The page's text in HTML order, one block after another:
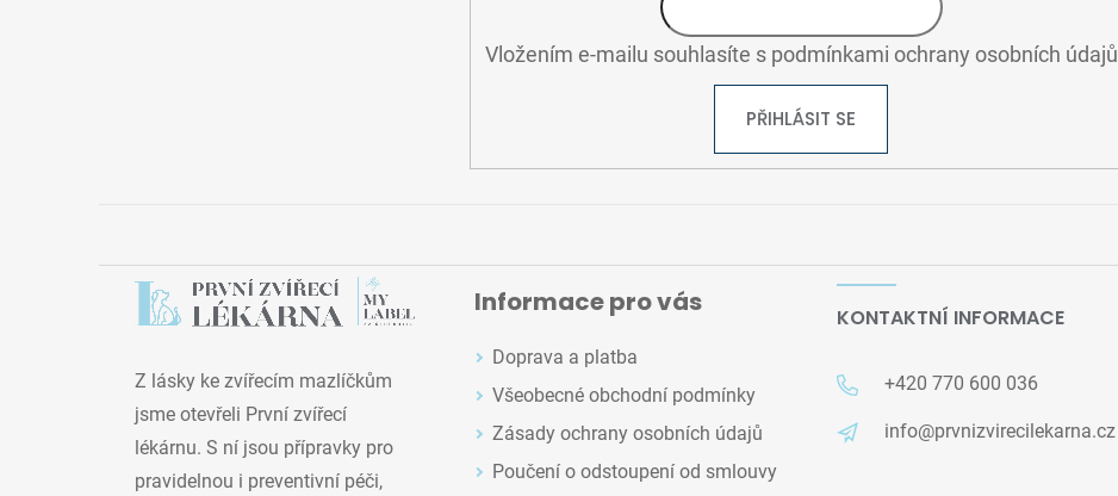
Vložením e-mailu souhlasíte s podmínkami ochrany osobních údajů
PŘIHLÁSIT SE
Z lásky ke zvířecím mazlíčkům
jsme otevřeli První zvířecí
lékárnu. S ní jsou přípravky pro
pravidelnou i preventivní péči,
Informace pro vás
Doprava a platba
Všeobecné obchodní podmínky
Zásady ochrany osobních údajů
Poučení o odstoupení od smlouvy
KONTAKTNÍ INFORMACE
+420 770 600 036
info@prvnizvirecilekarna.cz